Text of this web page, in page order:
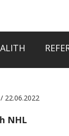
/ 22.06.2022
NHL